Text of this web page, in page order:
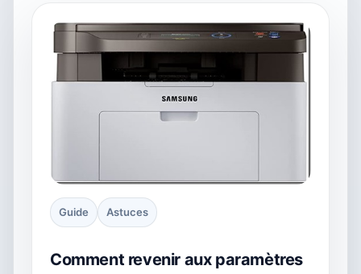
Guide Astuces
Comment revenir aux paramètres